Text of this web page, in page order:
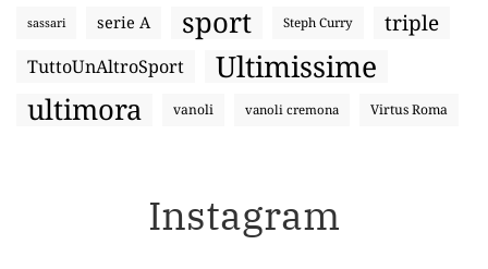
sassari serie A sport Steph Curry triple
TuttoUnAltroSport Ultimissime
ultimora vanoli vanoli cremona Virtus Roma
Instagram